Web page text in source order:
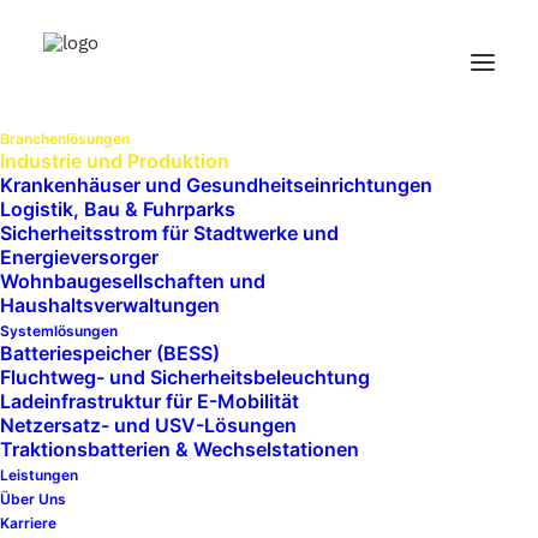
Branchenlösungen
Industrie und Produktion
Krankenhäuser und Gesundheits­einrichtungen
Logistik, Bau & Fuhrparks
Sicherheitsstrom für Stadtwerke und
Energieversorger
Wohnbaugesellschaften und
Haushaltsverwaltungen
Systemlösungen
Batteriespeicher (BESS)
Fluchtweg- und Sicherheitsbeleuchtung
Ladeinfrastruktur für E-Mobilität
Netzersatz- und USV-Lösungen
Traktionsbatterien & Wechselstationen
Leistungen
Über Uns
Karriere